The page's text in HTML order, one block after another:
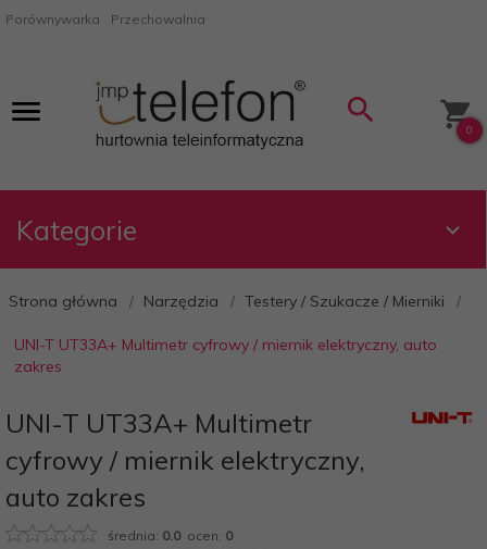
Porównywarka Przechowalnia
0
Kategorie
Strona główna Narzędzia Testery / Szukacze / Mierniki
UNI-T UT33A+ Multimetr cyfrowy / miernik elektryczny, auto
zakres
UNI-T UT33A+ Multimetr
cyfrowy / miernik elektryczny,
auto zakres
średnia: 0.0ocen: 0